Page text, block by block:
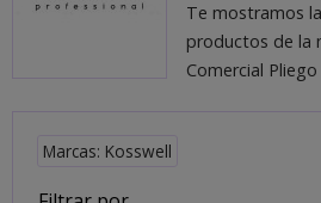
Te mostramos
productos de la
Comercial Pliego
Marcas: Kosswell